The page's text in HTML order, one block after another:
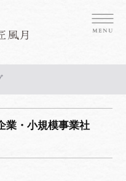
業・小規模事業社